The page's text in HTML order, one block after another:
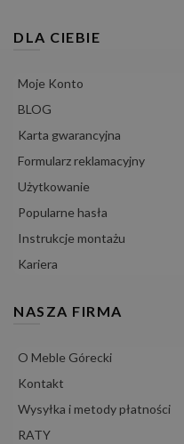
DLA CIEBIE
Moje Konto
BLOG
Karta gwarancyjna
Formularz reklamacyjny
Użytkowanie
Popularne hasła
Instrukcje montażu
Kariera
NASZA FIRMA
O Meble Górecki
Kontakt
Wysyłka i metody płatności
RATY